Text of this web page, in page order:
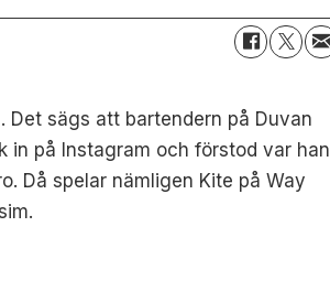
sägs att bartendern på Duvan
in på Instagram och förstod var han
Då spelar nämligen Kite på Way